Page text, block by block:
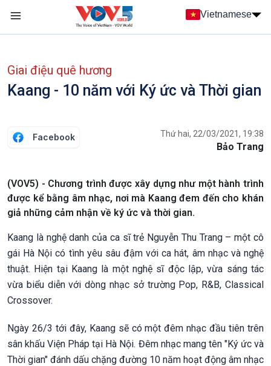
Nhảy đến nội dung
Vietnamese
Giai điệu quê hương
Kaang - 10 năm với Ký ức và Thời gian
Facebook Thứ hai, 22/03/2021, 19:38
Bảo Trang
(VOV5) - Chương trình được xây dựng như một hành trình
được kể bằng âm nhạc, nơi mà Kaang đem đến cho khán
giả những cảm nhận về ký ức và thời gian.
Kaang là nghệ danh của ca sĩ trẻ Nguyễn Thu Trang – một cô
gái Hà Nội có tình yêu sâu đậm với ca hát, âm nhạc và nghệ
thuật. Hiện tại Kaang là một nghệ sĩ độc lập, vừa sáng tác
vừa biểu diễn với dòng nhạc sở trường Pop, R&B, Classical
Crossover.
Ngày 26/3 tới đây, Kaang sẽ có một đêm nhạc đầu tiên trên
sân khấu Viện Pháp tại Hà Nội. Đêm nhạc mang tên "Ký ức và
Thời gian" đánh dấu chặng đường 10 năm hoạt động âm nhạc